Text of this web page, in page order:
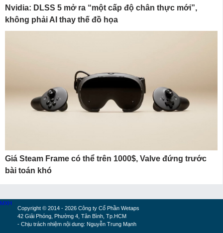
Nvidia: DLSS 5 mở ra “một cấp độ chân thực mới”,
không phải AI thay thế đồ họa
Giá Steam Frame có thể trên 1000$, Valve đứng trước
bài toán khó
Copyright © 2014 - 2026 Công ty Cổ Phần Wetaps
42 Giải Phóng, Phường 4, Tân Bình, Tp.HCM
- Chịu trách nhiệm nội dung: Nguyễn Trung Mạnh
MXH